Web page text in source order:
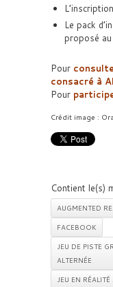
Le pack
proposé
Pour
consacré à
Pour
Crédit image :
Contient le(s)
AUGMENTED
FACEBOOK
JEU DE PISTE
ALTERNÉE
JEU EN RÉALITÉ